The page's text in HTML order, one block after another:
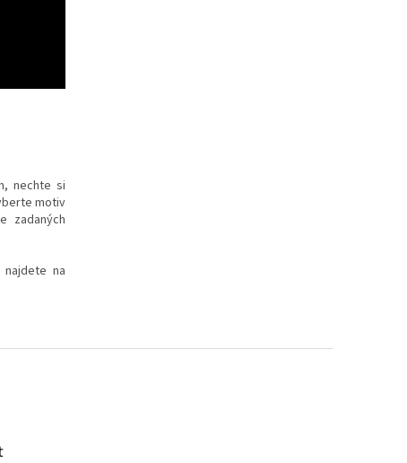
nechte si
motiv
zadaných
na